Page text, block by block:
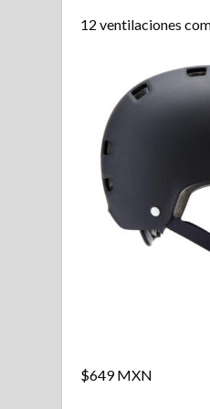
12 ventilaciones
$649 MXN